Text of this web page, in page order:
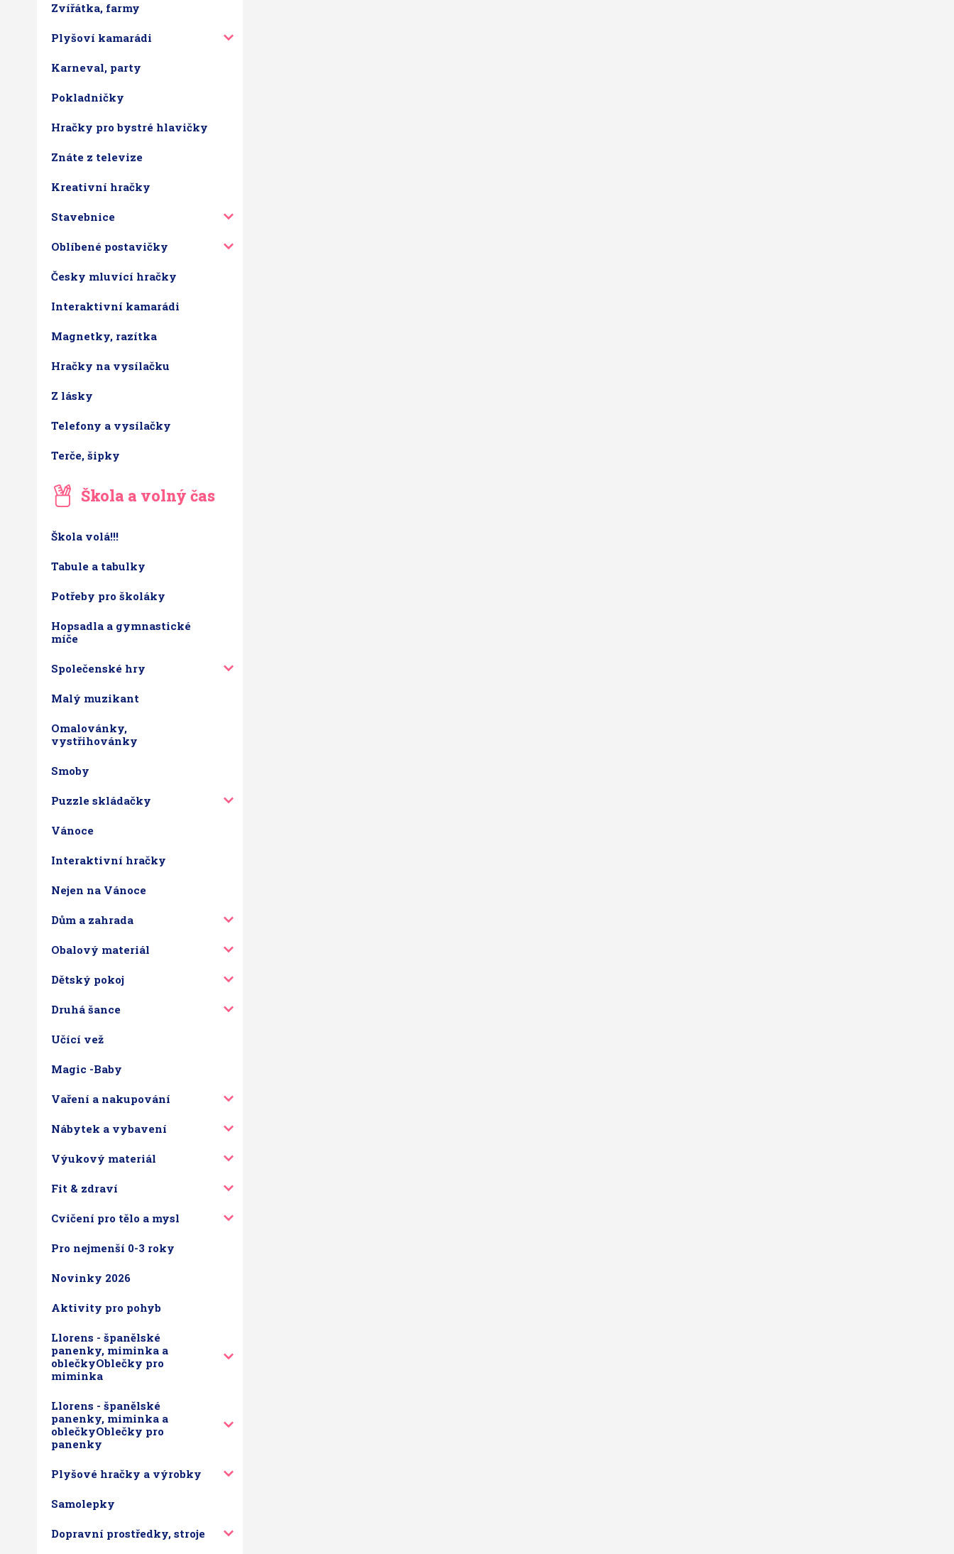
Zvířátka, farmy
Plyšoví kamarádi
Karneval, party
Pokladničky
Hračky pro bystré hlavičky
Znáte z televize
Kreativní hračky
Stavebnice
Oblíbené postavičky
Česky mluvící hračky
Interaktivní kamarádi
Magnetky, razítka
Hračky na vysílačku
Z lásky
Telefony a vysílačky
Terče, šipky
Škola a volný čas
Škola volá!!!
Tabule a tabulky
Potřeby pro školáky
Hopsadla a gymnastické
míče
Společenské hry
Malý muzikant
Omalovánky,
vystřihovánky
Smoby
Puzzle skládačky
Vánoce
Interaktivní hračky
Nejen na Vánoce
Dům a zahrada
Obalový materiál
Dětský pokoj
Druhá šance
Učící vež
Magic -Baby
Vaření a nakupování
Nábytek a vybavení
Výukový materiál
Fit & zdraví
Cvičení pro tělo a mysl
Pro nejmenší 0-3 roky
Novinky 2026
Aktivity pro pohyb
Llorens - španělské
panenky, miminka a
oblečkyOblečky pro
miminka
Llorens - španělské
panenky, miminka a
oblečkyOblečky pro
panenky
Plyšové hračky a výrobky
Samolepky
Dopravní prostředky, stroje